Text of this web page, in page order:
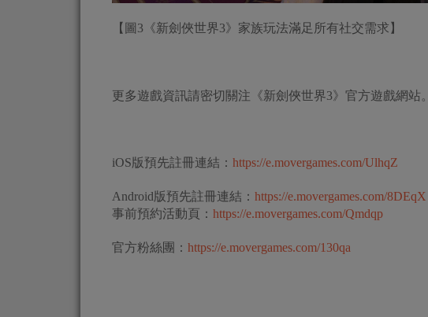
【圖3《新劍俠世界3》家族玩法滿足所有社交需求】
更多遊戲資訊請密切關注《新劍俠世界3》官方遊戲網站。
iOS版預先註冊連結： https://e.movergames.com/UlhqZ
Android版預先註冊連結： https://e.movergames.com/8DEqX
事前預約活動頁： https://e.movergames.com/Qmdqp
官方粉絲團： https://e.movergames.com/130qa